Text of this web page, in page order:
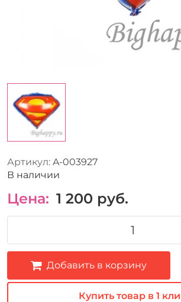
Артикул: A-003927
В наличии
Цена: 1 200 руб.
Добавить в корзину
Купить товар в 1